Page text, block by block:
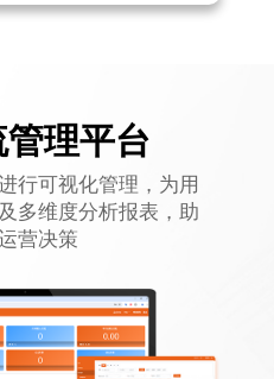
管理平台
行可视化管理，为用
多维度分析报表，助
营决策